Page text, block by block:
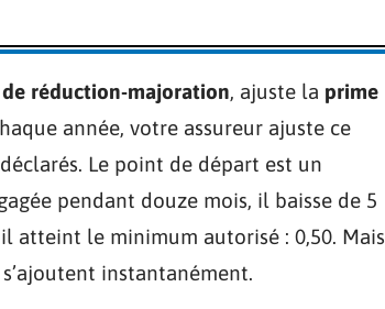
réduction-majoration, ajuste la prime
année, votre assureur ajuste ce
Le point de départ est un
pendant douze mois, il baisse de 5
atteint le minimum autorisé : 0,50. Mais
instantanément.